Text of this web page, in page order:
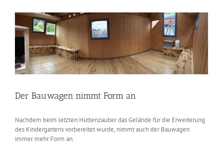
Der Bauwagen nimmt Form an
Nachdem beim letzten Hüttenzauber das Gelände für die Erweiterung
des Kindergartens vorbereitet wurde, nimmt auch der Bauwagen
immer mehr Form an.